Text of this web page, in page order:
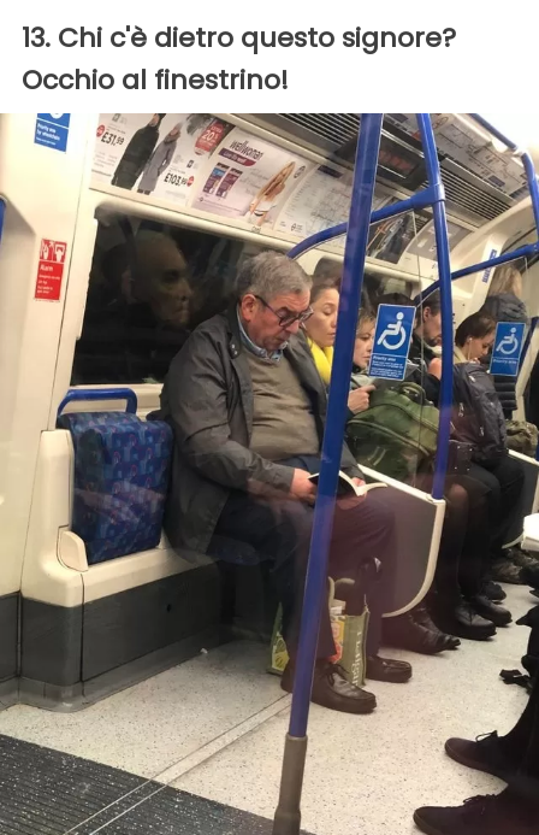
13. Chi c'è dietro questo signore?
Occhio al finestrino!